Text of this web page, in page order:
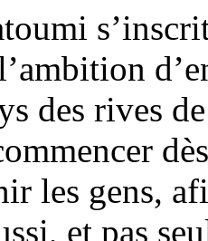
des rives
les gens,
et pas